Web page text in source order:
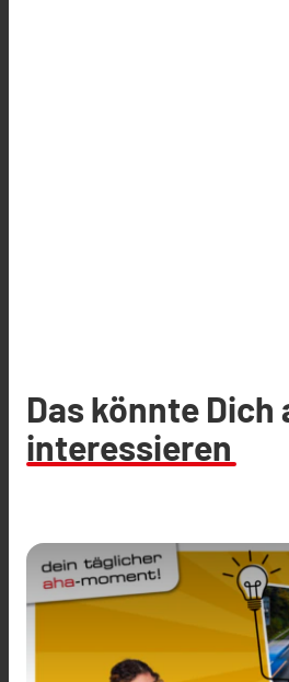
Das könnte Dich
interessieren